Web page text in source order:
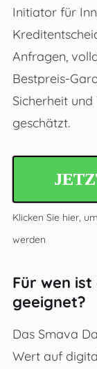
Initiator für
Anfragen,
Bestpreis-
Sicherheit
geschätzt.
Klicken Sie hier,
werden
Für wen
geeignet?
Das Smava
Wert auf